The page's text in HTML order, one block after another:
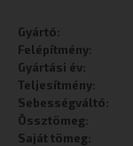
Gyártó:
Felépítmény:
Gyártási év:
Teljesítmény:
Sebességváltó:
Össztömeg:
Saját tömeg: